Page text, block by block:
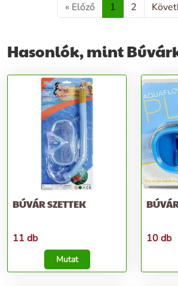
« Előző 1 2
Hasonlók, mint
BÚVÁR SZETTEK
11 db
Mutat
10 db